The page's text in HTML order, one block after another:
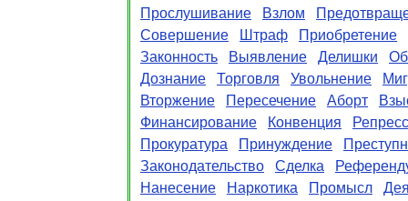
Прослушивание
Взлом
Совершение
Штраф
Приобретение
Законность
Выявление Делишки
Дознание
Торговля Увольнение
Вторжение
Пересечение Аборт
Финансирование
Конвенция
Прокуратура
Принуждение
Законодательство
Сделка
Нанесение
Наркотика Промысл